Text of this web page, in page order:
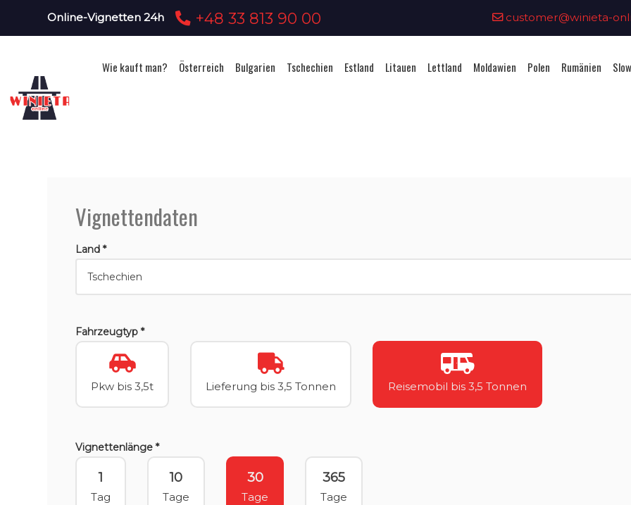
Online-Vignetten 24h +48 33 813 90 00 customer@winieta-
Wie kauft man? Österreich Bulgarien Tschechien Estland Litauen Lettland Moldawien Polen Rumänien
Vignettendaten
Land *
Fahrzeugtyp *
Pkw bis 3,5t Lieferung bis 3,5 Tonnen Reisemobil bis 3,5 Tonnen
Vignettenlänge *
1
Tag
10
Tage
30
Tage
365
Tage